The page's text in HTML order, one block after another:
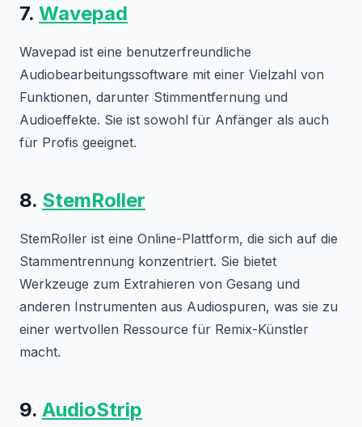
7. Wavepad
Wavepad ist eine benutzerfreundliche
Audiobearbeitungssoftware mit einer Vielzahl von
Funktionen, darunter Stimmentfernung und
Audioeffekte. Sie ist sowohl für Anfänger als auch
für Profis geeignet.
8. StemRoller
StemRoller ist eine Online-Plattform, die sich auf die
Stammentrennung konzentriert. Sie bietet
Werkzeuge zum Extrahieren von Gesang und
anderen Instrumenten aus Audiospuren, was sie zu
einer wertvollen Ressource für Remix-Künstler
macht.
9. AudioStrip